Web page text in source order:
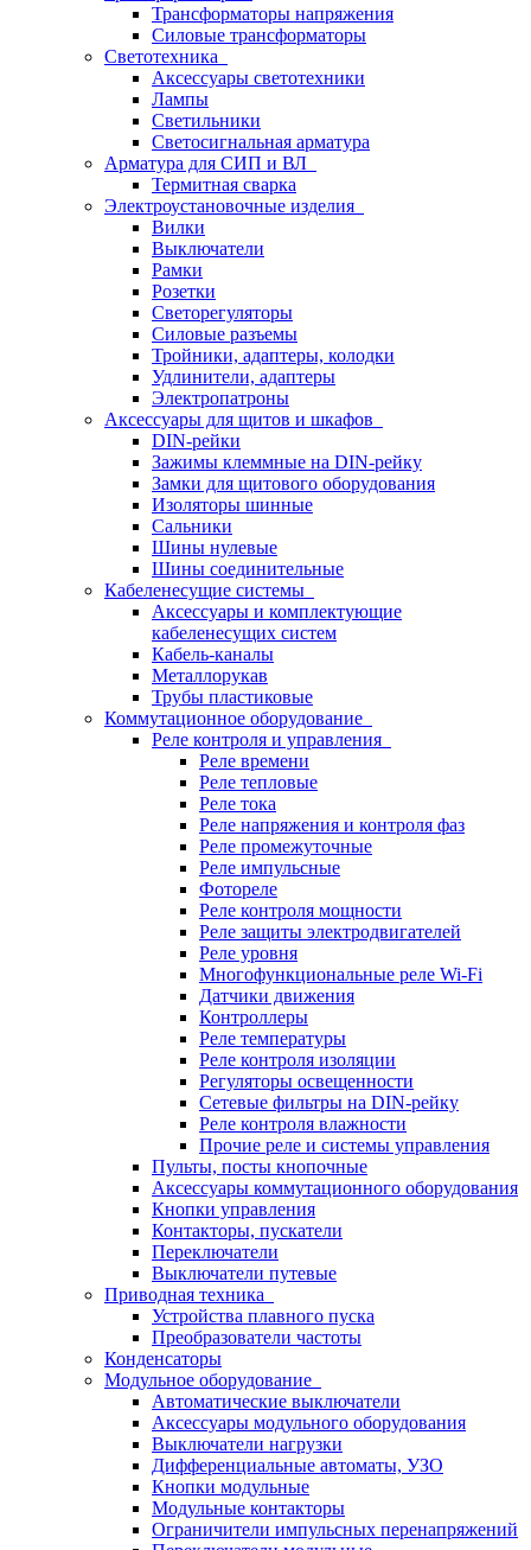
Трансформаторы напряжения
Силовые трансформаторы
Светотехника
Аксессуары светотехники
Лампы
Светильники
Светосигнальная арматура
Арматура для СИП и ВЛ
Термитная сварка
Электроустановочные изделия
Вилки
Выключатели
Рамки
Розетки
Светорегуляторы
Силовые разъемы
Тройники, адаптеры, колодки
Удлинители, адаптеры
Электропатроны
Аксессуары для щитов и шкафов
DIN-рейки
Зажимы клеммные на DIN-рейку
Замки для щитового оборудования
Изоляторы шинные
Сальники
Шины нулевые
Шины соединительные
Кабеленесущие системы
Аксессуары и комплектующие
кабеленесущих систем
Кабель-каналы
Металлорукав
Трубы пластиковые
Коммутационное оборудование
Реле контроля и управления
Реле времени
Реле тепловые
Реле тока
Реле напряжения и контроля фаз
Реле промежуточные
Реле импульсные
Фотореле
Реле контроля мощности
Реле защиты электродвигателей
Реле уровня
Многофункциональные реле Wi-Fi
Датчики движения
Контроллеры
Реле температуры
Реле контроля изоляции
Регуляторы освещенности
Сетевые фильтры на DIN-рейку
Реле контроля влажности
Прочие реле и системы управления
Пульты, посты кнопочные
Аксессуары коммутационного оборудования
Кнопки управления
Контакторы, пускатели
Переключатели
Выключатели путевые
Приводная техника
Устройства плавного пуска
Преобразователи частоты
Конденсаторы
Модульное оборудование
Автоматические выключатели
Аксессуары модульного оборудования
Выключатели нагрузки
Дифференциальные автоматы, УЗО
Кнопки модульные
Модульные контакторы
Ограничители импульсных перенапряжений